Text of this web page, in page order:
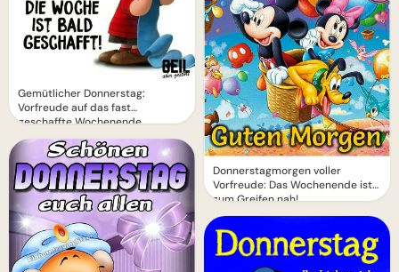
Gemütlicher Donnerstag:
Vorfreude auf das fast
geschaffte Wochenende
Donnerstagmorgen voller
Vorfreude: Das Wochenende ist
zum Greifen nah!